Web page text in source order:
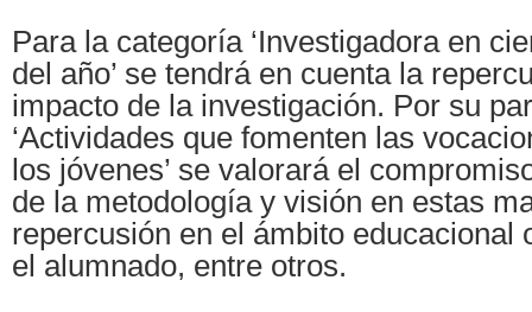
Para la categoría ‘Investigadora en
del año’ se tendrá en cuenta la
impacto de la investigación. Por su
‘Actividades que fomenten las
los jóvenes’ se valorará el
de la metodología y visión en estas
repercusión en el ámbito educacional
el alumnado, entre otros.